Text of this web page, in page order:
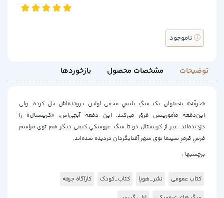
ناموجود
توضیحات مشخصات محصول بازخوردها
«جرقّه» به‌عنوان یک سگِ پلیسِ مخفی اولین پرونده‌اش حل کرده. ولی
این‌دفعه مأموریتش فرق می‌کند. این دفعه آبجی‌اش، «کریستال» را
دزدیده‌‌اند. غیر از کریستال دو تا سگ عروسکیِ کیفی دیگر هم توی مراسم
فرشِ قرمزِ سینما توی شهر آفتابگردان دزدیده شده‌اند.
برچسبها :
کتاب عمومی نشر_هوپا کتاب_کودک کارآگاه جرقه